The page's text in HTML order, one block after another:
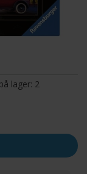
lager: 2